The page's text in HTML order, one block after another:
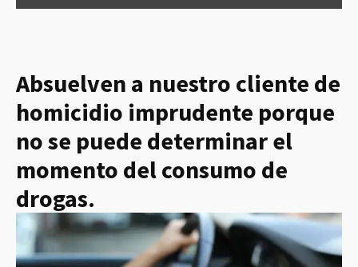
Absuelven a nuestro cliente de
homicidio imprudente porque
no se puede determinar el
momento del consumo de
drogas.